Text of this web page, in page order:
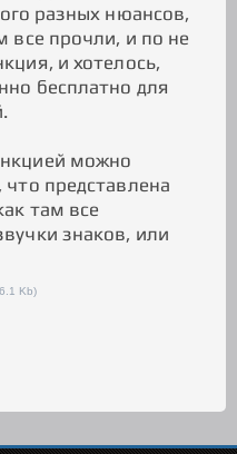
разных нюансов,
все прочли, и по не
и хотелось,
бесплатно для
можно
представлена
там все
знаков, или
Kb)